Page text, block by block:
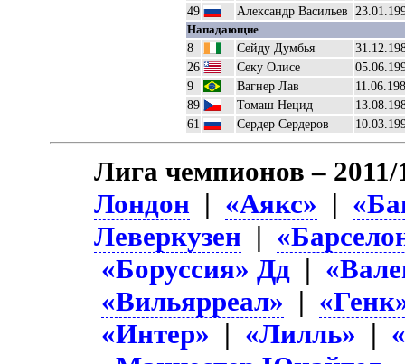
49
Александр Васильев
Нападающие
8 Сейду Думбья
26
Секу Олисе
9
Вагнер Лав
89
Томаш Нецид
61
Сердер Сердеров
Лига чемпионов –
Лондон | «Аякс» |
Леверкузен |
«Боруссия» Дд |
«Вильярреал» |
«Интер» | «Лилль» |